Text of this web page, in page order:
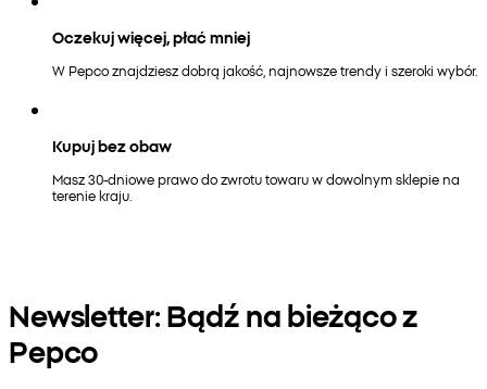
Oczekuj więcej, płać mniej
W Pepco znajdziesz dobrą jakość, najnowsze trendy i szeroki wybór.
Kupuj bez obaw
Masz 30-dniowe prawo do zwrotu towaru w dowolnym sklepie na
terenie kraju.
Newsletter: Bądź na bieżąco z
Pepco